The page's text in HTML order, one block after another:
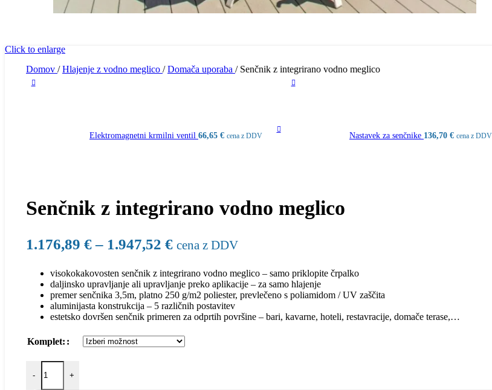
Click to enlarge
Domov / Hlajenje z vodno meglico / Domača uporaba / Senčnik z integrirano vodno meglico
Elektromagnetni krmilni ventil 66,65 € cena z DDV Nastavek za senčnike 136,70 € cena z DDV
Senčnik z integrirano vodno meglico
1.176,89 € – 1.947,52 € cena z DDV
visokokakovosten senčnik z integrirano vodno meglico – samo priklopite črpalko
daljinsko upravljanje ali upravljanje preko aplikacije – za samo hlajenje
premer senčnika 3,5m, platno 250 g/m2 poliester, prevlečeno s poliamidom / UV zaščita
aluminijasta konstrukcija – 5 različnih postavitev
estetsko dovršen senčnik primeren za odprtih površine – bari, kavarne, hoteli, restavracije, domače terase,…
Komplet:
- +